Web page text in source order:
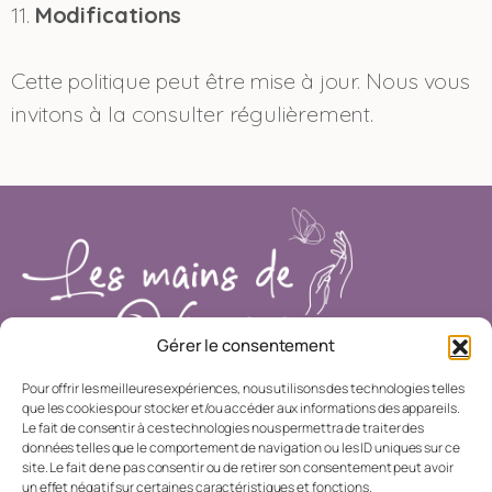
Gérer le consentement
Pour offrir les meilleures expériences, nous utilisons des technologies telles
que les cookies pour stocker et/ou accéder aux informations des appareils.
Le fait de consentir à ces technologies nous permettra de traiter des
données telles que le comportement de navigation ou les ID uniques sur ce
site. Le fait de ne pas consentir ou de retirer son consentement peut avoir
un effet négatif sur certaines caractéristiques et fonctions.
11. Modifications
Cette politique peut être mise à jour. Nous vous
invitons à la consulter régulièrement.
Facebook
Instagram
LinkedIn
Mentions légales Politique de confidentialité